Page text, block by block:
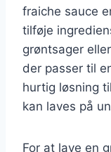
fraiche sauce
tilføje
grøntsager
der passer til
hurtig løsning
kan laves på
For at lave en